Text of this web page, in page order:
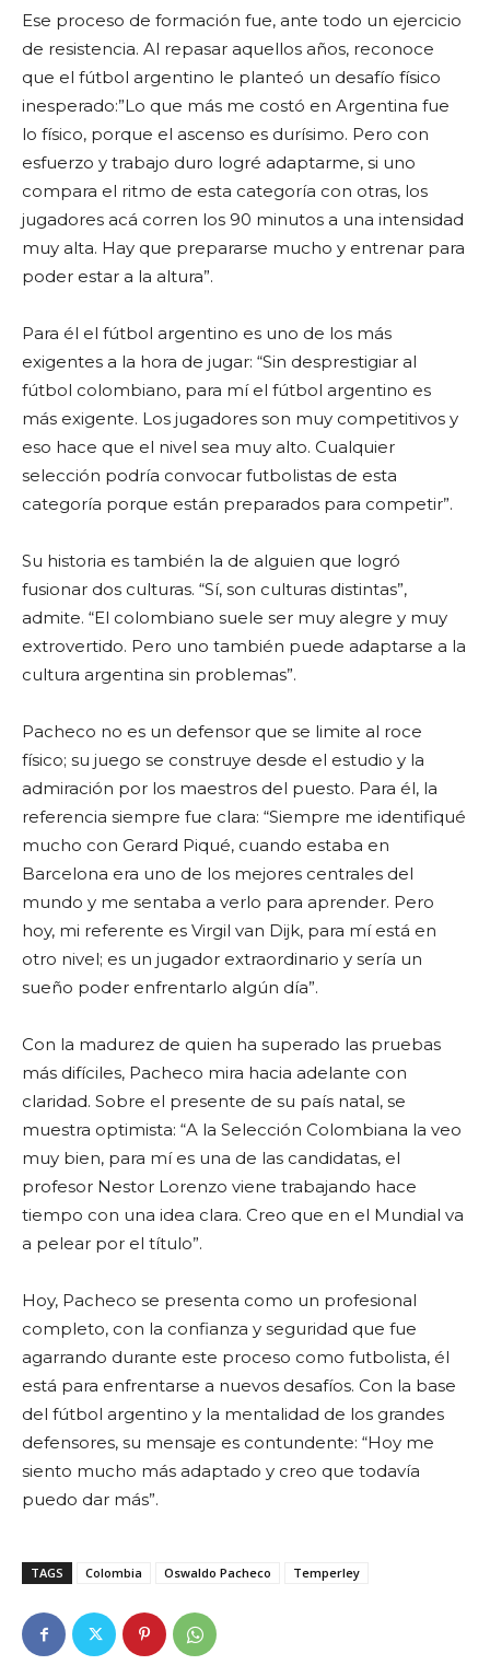
Ese proceso de formación fue, ante todo un ejercicio
de resistencia. Al repasar aquellos años, reconoce
que el fútbol argentino le planteó un desafío físico
inesperado:”Lo que más me costó en Argentina fue
lo físico, porque el ascenso es durísimo. Pero con
esfuerzo y trabajo duro logré adaptarme, si uno
compara el ritmo de esta categoría con otras, los
jugadores acá corren los 90 minutos a una intensidad
muy alta. Hay que prepararse mucho y entrenar para
poder estar a la altura”.
Para él el fútbol argentino es uno de los más
exigentes a la hora de jugar: “Sin desprestigiar al
fútbol colombiano, para mí el fútbol argentino es
más exigente. Los jugadores son muy competitivos y
eso hace que el nivel sea muy alto. Cualquier
selección podría convocar futbolistas de esta
categoría porque están preparados para competir”.
Su historia es también la de alguien que logró
fusionar dos culturas. “Sí, son culturas distintas”,
admite. “El colombiano suele ser muy alegre y muy
extrovertido. Pero uno también puede adaptarse a la
cultura argentina sin problemas”.
Pacheco no es un defensor que se limite al roce
físico; su juego se construye desde el estudio y la
admiración por los maestros del puesto. Para él, la
referencia siempre fue clara: “Siempre me identifiqué
mucho con Gerard Piqué, cuando estaba en
Barcelona era uno de los mejores centrales del
mundo y me sentaba a verlo para aprender. Pero
hoy, mi referente es Virgil van Dijk, para mí está en
otro nivel; es un jugador extraordinario y sería un
sueño poder enfrentarlo algún día”.
Con la madurez de quien ha superado las pruebas
más difíciles, Pacheco mira hacia adelante con
claridad. Sobre el presente de su país natal, se
muestra optimista: “A la Selección Colombiana la veo
muy bien, para mí es una de las candidatas, el
profesor Nestor Lorenzo viene trabajando hace
tiempo con una idea clara. Creo que en el Mundial va
a pelear por el título”.
Hoy, Pacheco se presenta como un profesional
completo, con la confianza y seguridad que fue
agarrando durante este proceso como futbolista, él
está para enfrentarse a nuevos desafíos. Con la base
del fútbol argentino y la mentalidad de los grandes
defensores, su mensaje es contundente: “Hoy me
siento mucho más adaptado y creo que todavía
puedo dar más”.
TAGS Colombia Oswaldo Pacheco Temperley